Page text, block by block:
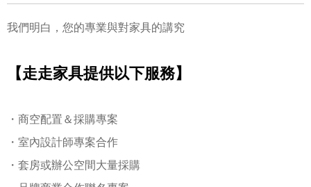
我們明白，您的專業與對家具的講究
【走走家具提供以下服務】
・商空配置＆採購專案
・室內設計師專案合作
・套房或辦公空間大量採購